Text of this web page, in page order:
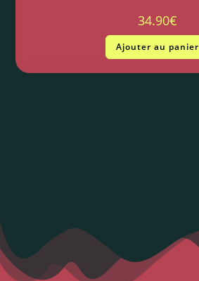
34.90€
Ajouter au panier